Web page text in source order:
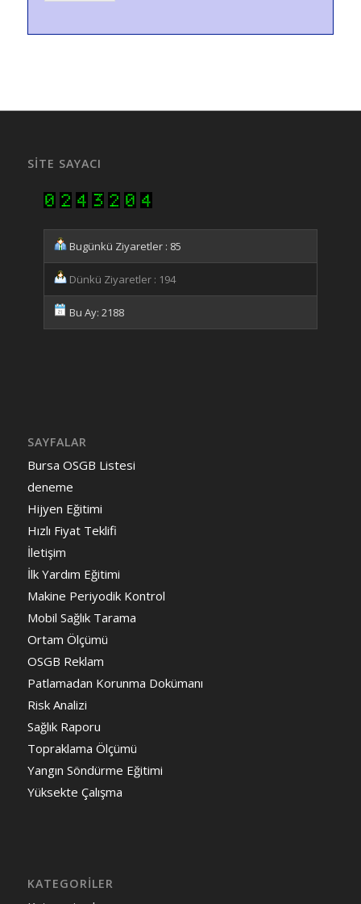
SITE SAYACI
Bugünkü Ziyaretler : 85
Dünkü Ziyaretler : 194
Bu Ay: 2188
SAYFALAR
Bursa OSGB Listesi
deneme
Hijyen Eğitimi
Hızlı Fiyat Teklifi
İletişim
İlk Yardım Eğitimi
Makine Periyodik Kontrol
Mobil Sağlık Tarama
Ortam Ölçümü
OSGB Reklam
Patlamadan Korunma Dokümanı
Risk Analizi
Sağlık Raporu
Topraklama Ölçümü
Yangın Söndürme Eğitimi
Yüksekte Çalışma
KATEGORILER